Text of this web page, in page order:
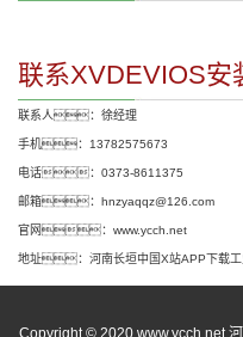
联系XVDEVIOS安
联系人：徐经理
手机：13782575673
电话：0373-8611375
邮箱：hnzyaqqz@126.com
官网：www.ycch.net
地址：河南长垣中国X站APP下载工